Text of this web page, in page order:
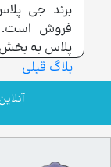
برند جی
فروش است.
پلاس به
بلاگ قبلی